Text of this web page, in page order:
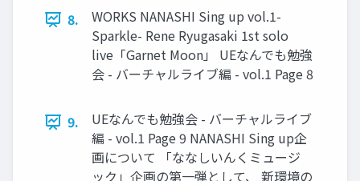
8.
WORKS NANASHI Sing up vol.1-
Sparkle- Rene Ryugasaki 1st solo
live「Garnet Moon」 UEなんでも勉強
会 - バーチャルライブ編 - vol.1 Page 8
9.
UEなんでも勉強会 - バーチャルライブ
編 - vol.1 Page 9 NANASHI Sing up企
画について 「ななしいんくミュージ
ック」企画の第⼀弾として、 新環境の